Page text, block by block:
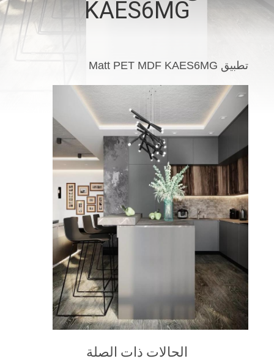
اتصل
أخبار
حالات
اطلب
اقتباس
خريطة
PRIVACY
POLICY
KAES6MG
تطبيق Matt PET MDF KAES6MG
الحالات ذات الصلة